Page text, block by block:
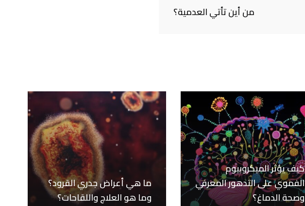
من أين تأتي العدمية؟
كيف يؤثر الميكروبيوم
الفموي على التدهور المعرفي
وصحة الدماغ؟
ما هي أعراض جدري القرود؟
وما هو العلاج واللقاحات؟